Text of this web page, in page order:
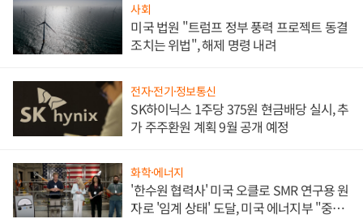
사회
미국 법원 "트럼프 정부 풍력 프로젝트 동결
조치는 위법", 해제 명령 내려
전자·전기·정보통신
SK하이닉스 1주당 375원 현금배당 실시, 추
가 주주환원 계획 9월 공개 예정
화학·에너지
'한수원 협력사' 미국 오클로 SMR 연구용 원
자로 '임계 상태' 도달, 미국 에너지부 "중요